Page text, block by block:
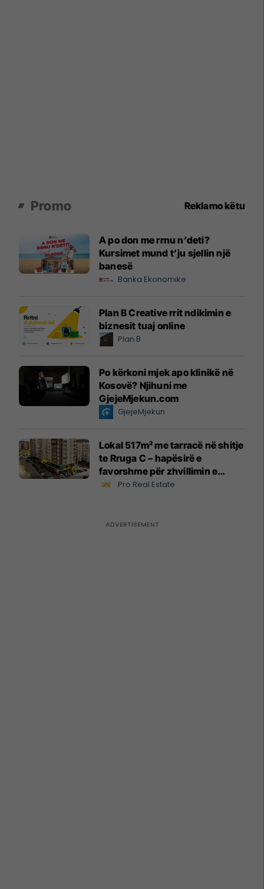
Promo Reklamo këtu
A po don me rrnu n’deti?
Kursimet mund t’ju sjellin një
banesë
Banka Ekonomike
Plan B Creative rrit ndikimin e
biznesit tuaj online
Plan B
Po kërkoni mjek apo klinikë në
Kosovë? Njihuni me
GjejeMjekun.com
GjejeMjekun
Lokal 517m² me tarracë në shitje
te Rruga C – hapësirë e
favorshme për zhvillimin e
biznesit #15796
Pro Real Estate